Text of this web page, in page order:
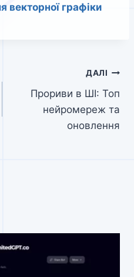
векторної графіки
ДАЛІ
Прориви в ШІ: Топ
нейромереж та
оновлення